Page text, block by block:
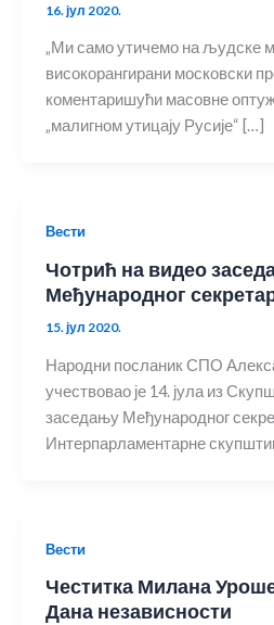
16. јул 2020.
„Ми само утичемо на људске
високорангирани московски
коментаришући масовне
„малигном утицају Русије“ […]
Вести
Чотрић на видео
Међународног
15. јул 2020.
Народни посланик СПО
учествовао је 14. јула из
заседању Међународног
Интерпарламентарне
Вести
Честитка Милана
Дана независности